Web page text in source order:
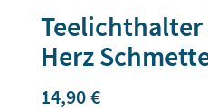
Teelichthalter
Herz
14,90€